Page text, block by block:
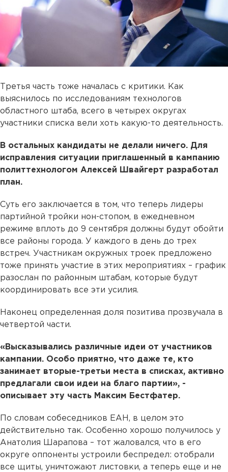
Третья часть тоже началась с критики. Как
выяснилось по исследованиям технологов
областного штаба, всего в четырех округах
участники списка вели хоть какую-то деятельность.
В остальных кандидаты не делали ничего. Для
исправления ситуации приглашенный в кампанию
политтехнологом Алексей Швайгерт разработал
план.
Суть его заключается в том, что теперь лидеры
партийной тройки нон-стопом, в ежедневном
режиме вплоть до 9 сентября должны будут обойти
все районы города. У каждого в день до трех
встреч. Участникам окружных троек предложено
тоже принять участие в этих мероприятиях – график
разослан по районным штабам, которые будут
координировать все эти усилия.
Наконец определенная доля позитива прозвучала в
четвертой части.
«Высказывались различные идеи от участников
кампании. Особо приятно, что даже те, кто
занимает вторые-третьи места в списках, активно
предлагали свои идеи на благо партии», -
описывает эту часть Максим Бестфатер.
По словам собеседников ЕАН, в целом это
действительно так. Особенно хорошо получилось у
Анатолия Шарапова – тот жаловался, что в его
округе оппоненты устроили беспредел: отобрали
все щиты, уничтожают листовки, а теперь еще и не